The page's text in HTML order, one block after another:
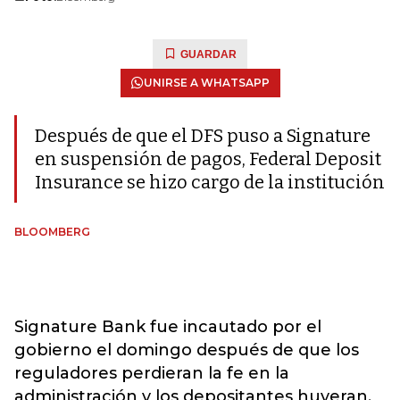
GUARDAR
UNIRSE A WHATSAPP
Después de que el DFS puso a Signature
en suspensión de pagos, Federal Deposit
Insurance se hizo cargo de la institución
BLOOMBERG
Signature Bank fue incautado por el
gobierno el domingo después de que los
reguladores perdieran la fe en la